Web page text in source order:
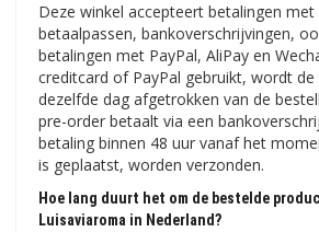
Deze winkel accepteert betalingen met
betaalpassen, bankoverschrijvingen,
betalingen met PayPal, AliPay en
creditcard of PayPal gebruikt, wordt
dezelfde dag afgetrokken van de
pre-order betaalt via een
betaling binnen 48 uur vanaf het
is geplaatst, worden verzonden.
Hoe lang duurt het om de bestelde
Luisaviaroma in Nederland?